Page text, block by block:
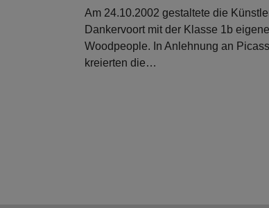
Am 24.10.2002 gestaltete die
Dankervoort mit der Klasse 1b eigene
Woodpeople. In Anlehnung an
kreierten die…